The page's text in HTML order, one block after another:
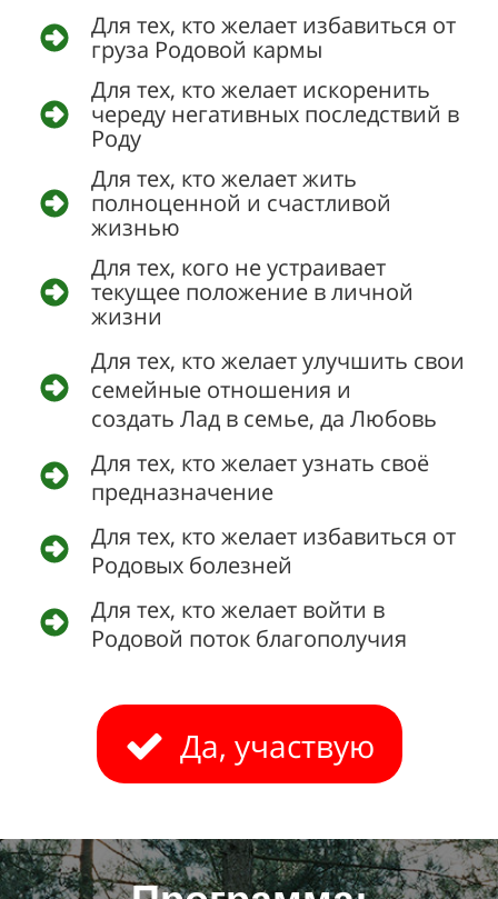
Для тех, кто желает избавиться от
груза Родовой кармы
Для тех, кто желает искоренить
череду негативных последствий в
Роду
Для тех, кто желает жить
полноценной и счастливой
жизнью
Для тех, кого не устраивает
текущее положение в личной
жизни
Для тех, кто желает улучшить свои
семейные отношения и
создать Лад в семье, да Любовь
Для тех, кто желает узнать своё
предназначение
Для тех, кто желает избавиться от
Родовых болезней
Для тех, кто желает войти в
Родовой поток благополучия
Да, участвую